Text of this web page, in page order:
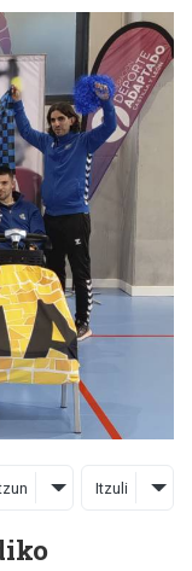
Itzuli